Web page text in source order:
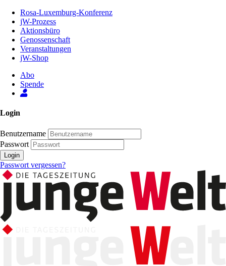
Inhalt
Seite
Rosa-Luxemburg-Konferenz
jW-Prozess
Aktionsbüro
Genossenschaft
Veranstaltungen
jW-Shop
Abo
Spende
Login
Benutzername
Passwort
Login
Passwort vergessen?